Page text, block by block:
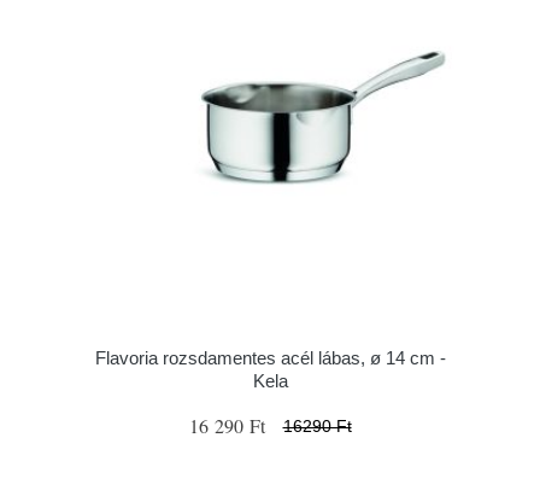
Flavoria rozsdamentes acél lábas, ø 14 cm -
Kela
16 290 Ft 16290 Ft